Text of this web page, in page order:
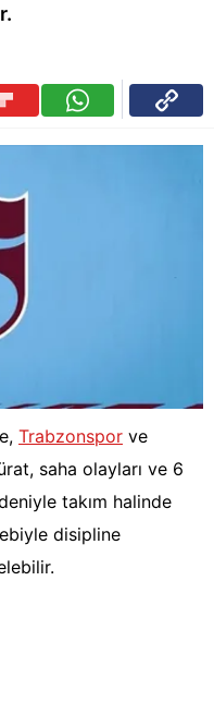
Trabzonspor ve
saha olayları ve 6
takım halinde
disipline